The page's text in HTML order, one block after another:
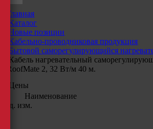
Главная
Каталог
Новые позиции
Кабельно-проводниковая продукция
Бытовой саморегулирующийся
Кабель нагревательный
RoofMate 2, 32 Вт/м 40 м.
Цены
Наименование
Ед. изм.